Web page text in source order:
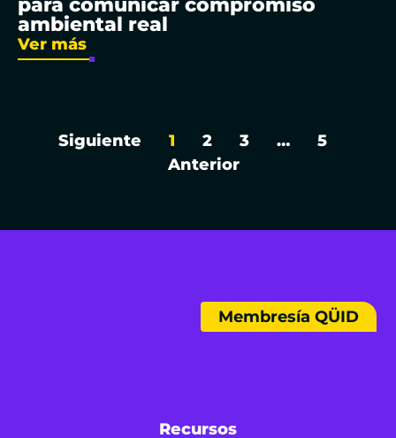
para comunicar compromiso
ambiental real
Ver más
Siguiente 1 2 3 …
5
Anterior
Recursos
Membresía QÜID